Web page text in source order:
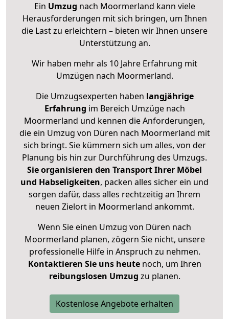
Ein Umzug nach Moormerland kann viele
Herausforderungen mit sich bringen, um Ihnen
die Last zu erleichtern – bieten wir Ihnen unsere
Unterstützung an.
Wir haben mehr als 10 Jahre Erfahrung mit
Umzügen nach Moormerland.
Die Umzugsexperten haben langjährige
Erfahrung im Bereich Umzüge nach
Moormerland und kennen die Anforderungen,
die ein Umzug von Düren nach Moormerland mit
sich bringt. Sie kümmern sich um alles, von der
Planung bis hin zur Durchführung des Umzugs.
Sie organisieren den Transport Ihrer Möbel
und Habseligkeiten, packen alles sicher ein und
sorgen dafür, dass alles rechtzeitig an Ihrem
neuen Zielort in Moormerland ankommt.
Wenn Sie einen Umzug von Düren nach
Moormerland planen, zögern Sie nicht, unsere
professionelle Hilfe in Anspruch zu nehmen.
Kontaktieren Sie uns heutenoch, um Ihren
reibungslosen Umzug zu planen.
Kostenlose Angebote erhalten